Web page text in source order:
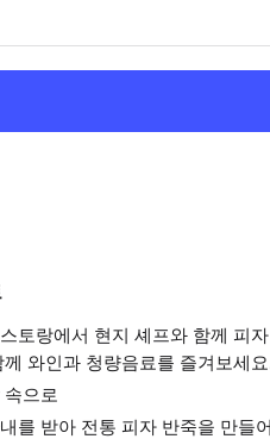
토랑에서 현지 셰프와 함께 피
와인과 청량음료를 즐겨보세
으로
를 받아 전통 피자 반죽을 만들